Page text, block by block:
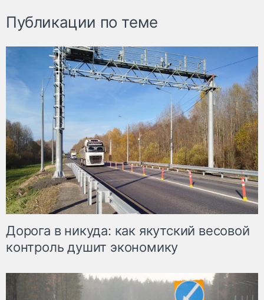
Публикации по теме
Дорога в никуда: как якутский весовой
контроль душит экономику